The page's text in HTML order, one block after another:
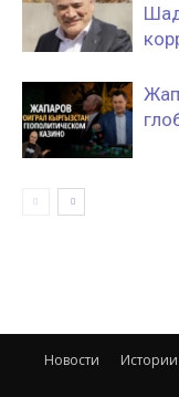
Новости Истории